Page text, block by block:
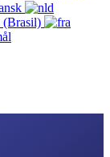
(Brasil)